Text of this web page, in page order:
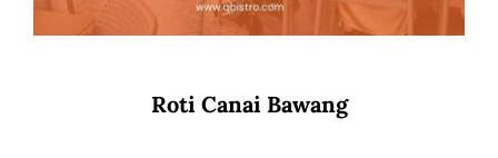
Roti Canai Bawang